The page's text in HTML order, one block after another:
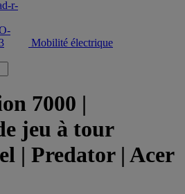
Mobilité électrique
7000 |
jeu à tour
| Predator | Acer